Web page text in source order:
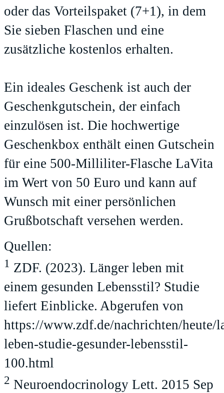
oder das Vorteilspaket (7+1), in dem
Sie sieben Flaschen und eine
zusätzliche kostenlos erhalten.
Ein ideales Geschenk ist auch der
Geschenkgutschein, der einfach
einzulösen ist. Die hochwertige
Geschenkbox enthält einen Gutschein
für eine 500-Milliliter-Flasche LaVita
im Wert von 50 Euro und kann auf
Wunsch mit einer persönlichen
Grußbotschaft versehen werden.
Quellen:
1 ZDF. (2023). Länger leben mit
einem gesunden Lebensstil? Studie
liefert Einblicke. Abgerufen von
https://www.zdf.de/nachrichten/heute/
leben-studie-gesunder-lebensstil-
100.html
2 Neuroendocrinology Lett. 2015 Sep